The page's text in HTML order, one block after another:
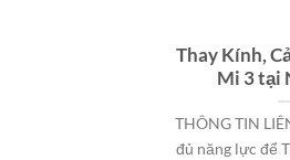
Thay Kính,
Mi 3 tại
THÔNG TIN
đủ năng lực để